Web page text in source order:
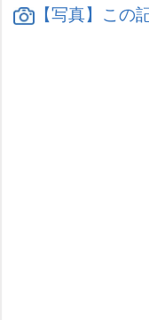
【写真】この